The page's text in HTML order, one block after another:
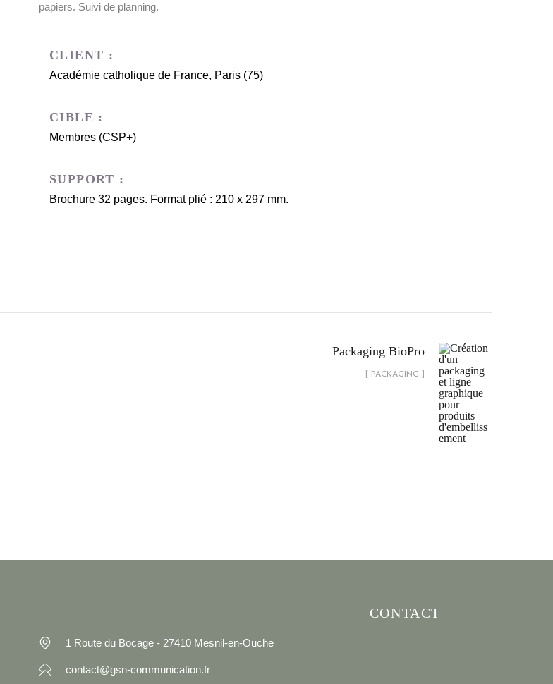
papiers. Suivi de planning.
CLIENT :
Académie catholique de France, Paris (75)
CIBLE :
Membres (CSP+)
SUPPORT :
Brochure 32 pages. Format plié : 210 x 297 mm.
Packaging BioPro
[ PACKAGING ]
CONTACT
1 Route du Bocage - 27410 Mesnil-en-Ouche
contact@gsn-communication.fr